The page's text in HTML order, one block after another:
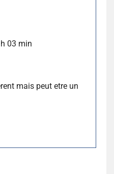
03 min
mais peut etre un